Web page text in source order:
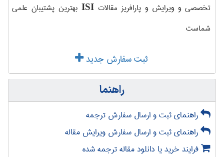
تخصصی و ویرایش و پارافریز مقالاتISI بهترین پشتیبان علمی
شماست
ثبت سفارش جدید
راهنما
راهنمای ثبت و ارسال سفارش ترجمه
راهنمای ثبت و ارسال سفارش ویرایش مقاله
فرایند خرید یا دانلود مقاله ترجمه شده